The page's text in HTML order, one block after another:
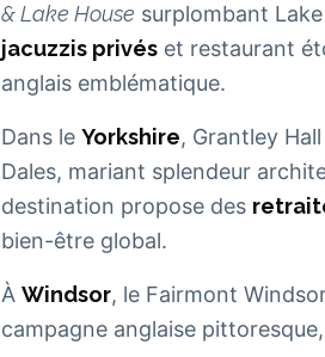
& Lake House surplombant
jacuzzis privés et restaurant
anglais emblématique.
Dans le Yorkshire, Grantley
Dales, mariant splendeur
destination propose des
bien-être global.
À Windsor, le Fairmont
campagne anglaise